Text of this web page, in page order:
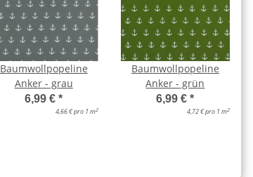
Baumwollpopeline
Anker - grau
6,99 €*
4,66 € pro 1 m2
Baumwollpopeline
Anker - grün
6,99 €*
4,72 € pro 1 m2